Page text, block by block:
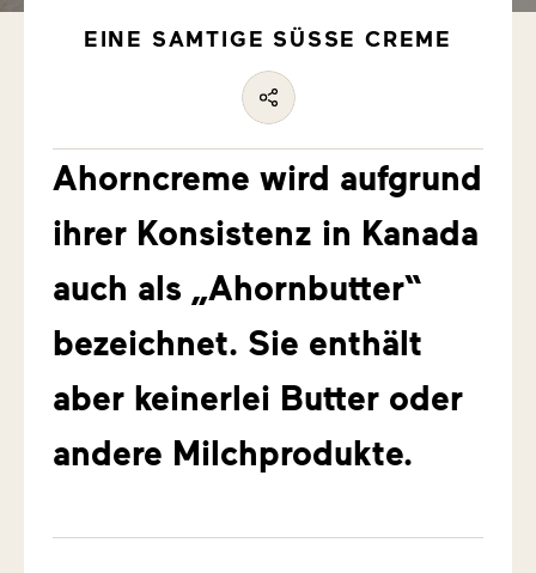
EINE SAMTIGE SÜSSE CREME
Ahorncreme wird aufgrund
ihrer Konsistenz in Kanada
auch als „Ahornbutter“
bezeichnet. Sie enthält
aber keinerlei Butter oder
andere Milchprodukte.